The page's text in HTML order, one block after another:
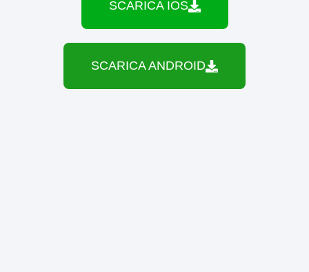
SCARICA IOS
SCARICA ANDROID